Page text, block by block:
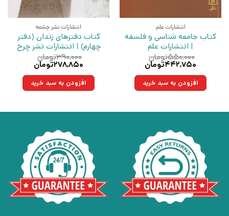
انتشارات علم
کتاب جامعه شناسی و فلسفه
| انتشارات علم
۵۵۰,۰۰۰تومان
قیمت
۵۵۰,۰۰۰تومان
بود.
۴۴۲,۷۵۰تومان
۴۴۲,۷۵۰تومان.افزودن به سبد خرید
انتشارات نشر چشمه
کتاب دفترهای زندان (دفتر
چهارم) | انتشارات نشر چرخ
۳۹۰,۰۰۰تومان
قیمت
۳۹۰,۰۰۰تومان
بود.
۲۷۸,۸۵۰تومان
۲۷۸,۸۵۰تومان.افزودن به سبد خرید